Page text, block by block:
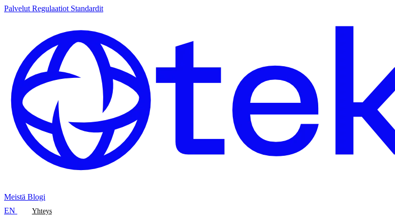
Palvelut Regulaatiot Standardit
Meistä Blogi
EN
Yhteys